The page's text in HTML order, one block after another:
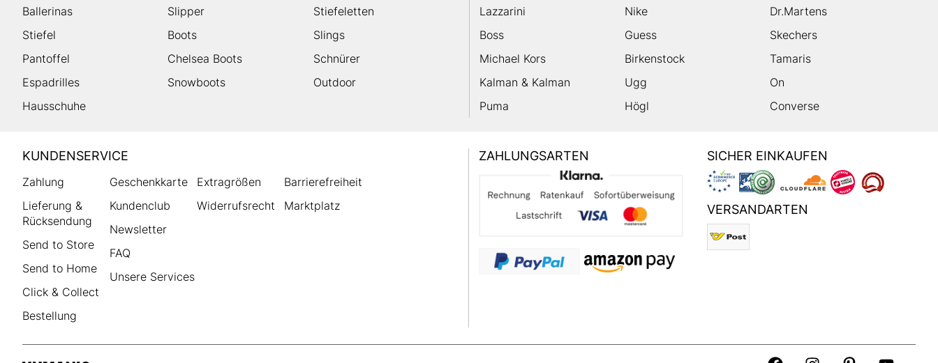
Ballerinas
Slipper
Stiefeletten
Stiefel
Boots
Slings
Pantoffel
Chelsea Boots
Schnürer
Espadrilles
Snowboots
Outdoor
Hausschuhe
Lazzarini
Nike
Dr.Martens
Boss
Guess
Skechers
Michael Kors
Birkenstock
Tamaris
Kalman & Kalman
Ugg
On
Puma
Högl Converse
HUMANIC
Footer
KUNDENSERVICE
Zahlung
Lieferung &
Rücksendung
Send to Store
Send to Home
Click & Collect
Bestellung
Geschenkkarte
Kundenclub
Newsletter
FAQ
Unsere Services
Extragrößen
Widerrufsrecht
Barrierefreiheit
Marktplatz
ZAHLUNGSARTEN SICHER EINKAUFEN
VERSANDARTEN